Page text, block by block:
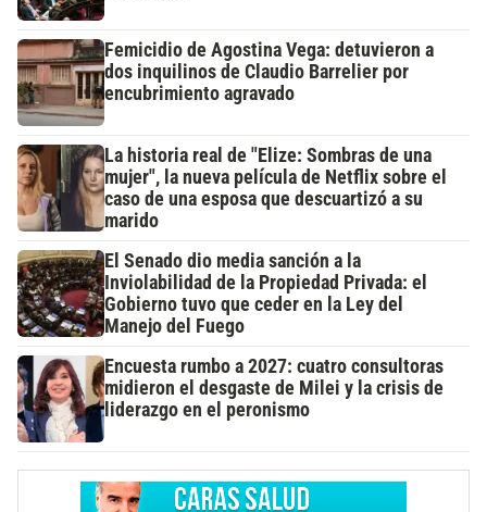
Femicidio de Agostina Vega: detuvieron a
dos inquilinos de Claudio Barrelier por
encubrimiento agravado
La historia real de "Elize: Sombras de una
mujer", la nueva película de Netflix sobre el
caso de una esposa que descuartizó a su
marido
El Senado dio media sanción a la
Inviolabilidad de la Propiedad Privada: el
Gobierno tuvo que ceder en la Ley del
Manejo del Fuego
Encuesta rumbo a 2027: cuatro consultoras
midieron el desgaste de Milei y la crisis de
liderazgo en el peronismo